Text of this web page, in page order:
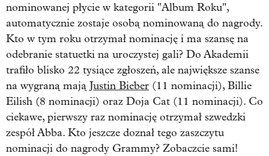
nominowanej płycie w kategorii "Album Roku",
automatycznie zostaje osobą nominowaną do nagrody.
Kto w tym roku otrzymał nominację i ma szansę na
odebranie statuetki na uroczystej gali? Do Akademii
trafiło blisko 22 tysiące zgłoszeń, ale największe szanse
na wygraną mają Justin Bieber (11 nominacji), Billie
Eilish (8 nominacji) oraz Doja Cat (11 nominacji). Co
ciekawe, pierwszy raz nominację otrzymał szwedzki
zespół Abba. Kto jeszcze doznał tego zaszczytu
nominacji do nagrody Grammy? Zobaczcie sami!